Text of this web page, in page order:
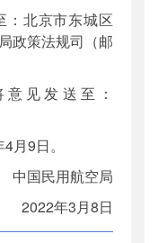
：北京市东城区
政策法规司（邮
见发送至：
月9日。
中国民用航空局
2022年3月8日